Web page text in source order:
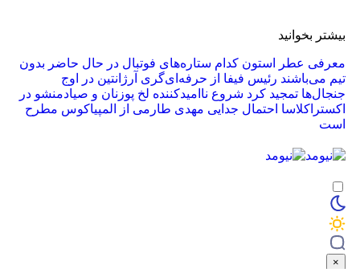
بیشتر بخوانید
معرفی عطر استون کدام ستاره‌های فوتبال در حال حاضر بدون
تیم می‌باشند رئیس فیفا از حرفه‌ای‌گری آرژانتین در اوج
جنجال‌ها تمجید کرد شروع ناامیدکننده لخ پوزنان و صیادمنشو در
اکستراکلاسا احتمال جدایی مهدی طارمی از المپیاکوس مطرح
است
×